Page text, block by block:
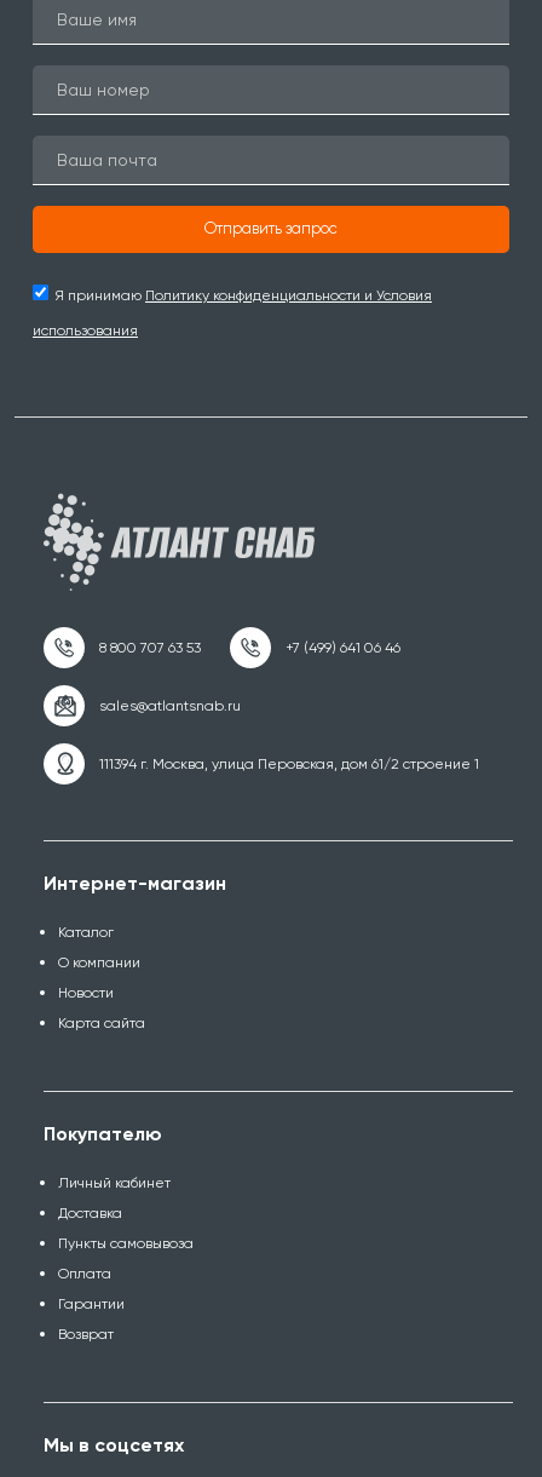
Отправить запрос
Я принимаю Политику конфиденциальности и Условия
использования
111394 г. Москва, улица Перовская, дом 61/2 строение 1
Интернет-магазин
Каталог
О компании
Новости
Карта сайта
Покупателю
Личный кабинет
Доставка
Пункты самовывоза
Оплата
Гарантии
Возврат
Мы в соцсетях